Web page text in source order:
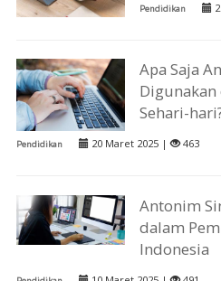
Pendidikan
Apa Saja
Sehari-
Pendidikan 20 Maret 2025 | 463
Antonim
dalam
Indonesia